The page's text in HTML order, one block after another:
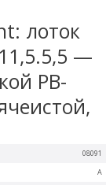
08091
A
лоток
—
РВ-